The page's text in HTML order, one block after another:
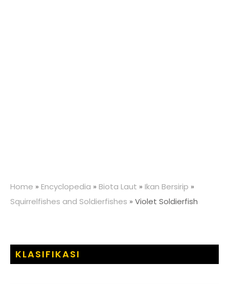
Home » Encyclopedia » Biota Laut » Ikan Bersirip »
Squirrelfishes and Soldierfishes » Violet Soldierfish
KLASIFIKASI